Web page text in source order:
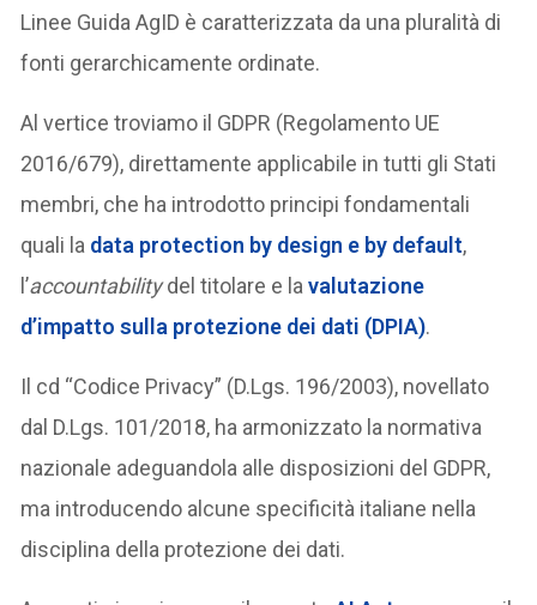
Linee Guida AgID è caratterizzata da una pluralità di
fonti gerarchicamente ordinate.
Al vertice troviamo il GDPR (Regolamento UE
2016/679), direttamente applicabile in tutti gli Stati
membri, che ha introdotto principi fondamentali
quali la data protection by design e by default,
l’accountabilitydel titolare e la valutazione
d’impatto sulla protezione dei dati (DPIA).
Il cd “Codice Privacy” (D.Lgs. 196/2003), novellato
dal D.Lgs. 101/2018, ha armonizzato la normativa
nazionale adeguandola alle disposizioni del GDPR,
ma introducendo alcune specificità italiane nella
disciplina della protezione dei dati.